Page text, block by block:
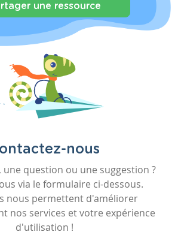
une ressource
nous
question ou une suggestion ?
via le formulaire ci-dessous.
nous permettent d'améliorer
nos services et votre expérience
d'utilisation !